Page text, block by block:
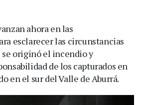
ahora en las
esclarecer las circunstancias
se originó el incendio y
de los capturados en
en el sur del Valle de Aburrá.